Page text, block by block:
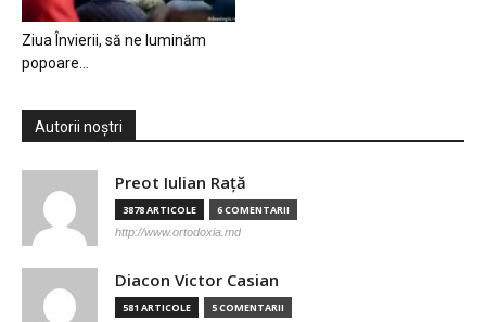
Ziua Învierii, să ne luminăm
popoare…
Autorii noștri
Preot Iulian Raţă
3878 ARTICOLE 6 COMENTARII
http://www.ortodoxia.md
Diacon Victor Casian
581 ARTICOLE 5 COMENTARII